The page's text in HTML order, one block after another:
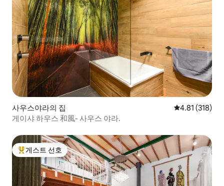
사우스야라의 집 평점 4.81점(5
4.81 (318)
게이샤 하우스 和風- 사우스 야라.
상위 게스트 선호
게스트 선호